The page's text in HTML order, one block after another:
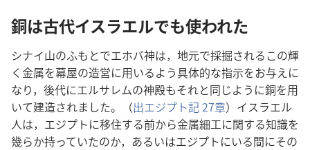
銅​は​古代​イスラエル​で​も​使わ​れ​た
シナイ​山​の​ふもと​で​エホバ​神​は，地元​で​採掘​さ​れる​この​輝
く​金属​を​幕屋​の​造営​に​用いる​よう​具体​的​な​指示​を​お与え​に​
なり，後代​に​エルサレム​の​神殿​も​それ​と​同じ​よう​に​銅​を​用
い​て​建造​さ​れ​まし​た。（出エジプト​記 27​章）イスラエル​
人​は，エジプト​に​移住​する​前​から​金属​細工​に​関する​知識​を​
幾らか​持っ​て​い​た​の​か，あるいは​エジプト​に​いる​間​に​その​